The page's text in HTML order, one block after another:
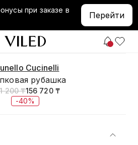
при заказе в
Перейти
Cucinelli
рубашка
200 ₸156 720 ₸
-40%